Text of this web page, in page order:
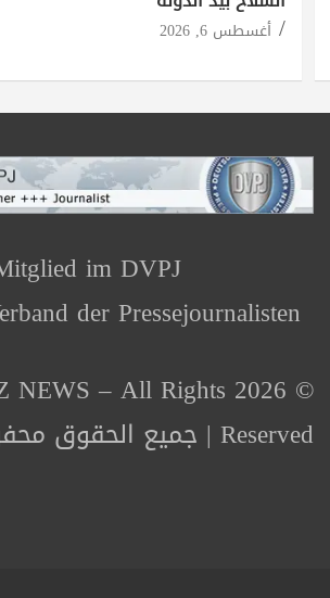
أغسطس 6, 2026
im DVPJ
der Pressejournalisten
BAZ NEWS – All Rights
Reserved | جميع الحقوق محفوظة